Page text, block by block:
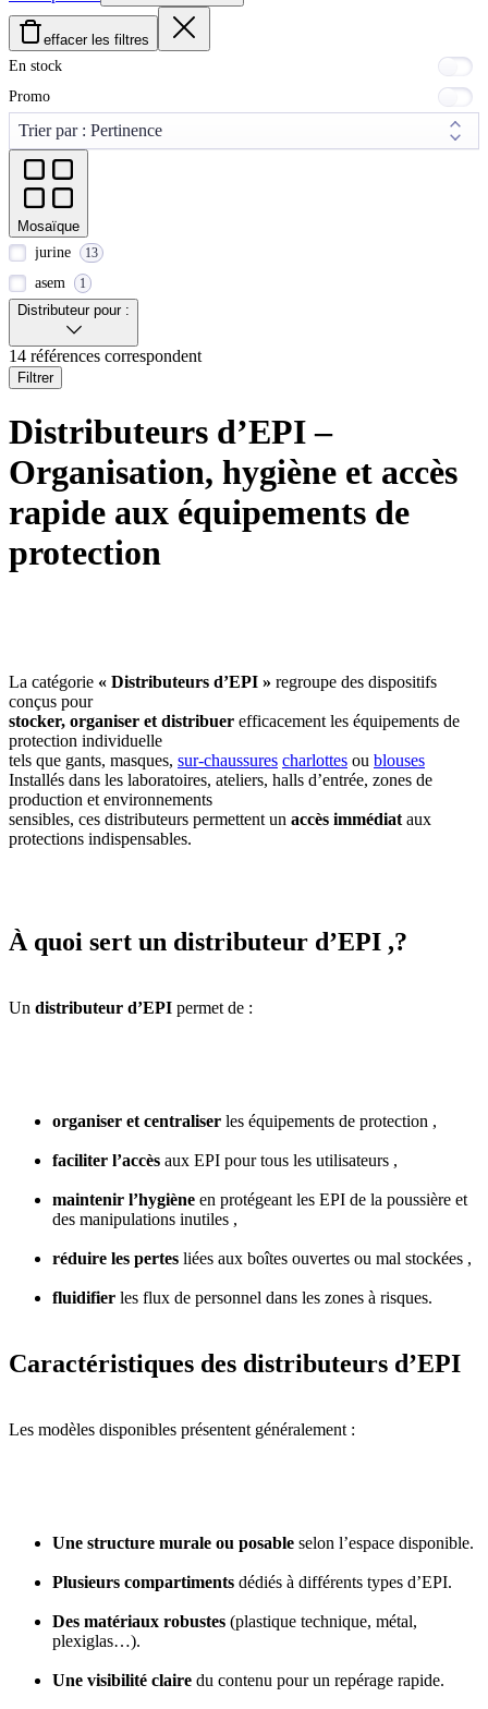
effacer les filtres
En stock
Promo
Mosaïque
jurine
13
asem 1
Distributeur pour :
14 références correspondent
Filtrer
Distributeurs d’EPI –
Organisation, hygiène et accès
rapide aux équipements de
protection
La catégorie « Distributeurs d’EPI » regroupe des dispositifs
conçus pour
stocker, organiser et distribuer efficacement les équipements de
protection individuelle
tels que gants, masques, sur-chaussures charlottes ou blouses
Installés dans les laboratoires, ateliers, halls d’entrée, zones de
production et environnements
sensibles, ces distributeurs permettent un accès immédiataux
protections indispensables.
À quoi sert un distributeur d’EPI ,?
Un distributeur d’EPI permet de :
organiser et centraliser les équipements de protection ,
faciliter l’accès aux EPI pour tous les utilisateurs ,
maintenir l’hygiène en protégeant les EPI de la poussière et
des manipulations inutiles ,
réduire les pertes liées aux boîtes ouvertes ou mal stockées ,
fluidifier les flux de personnel dans les zones à risques.
Caractéristiques des distributeurs d’EPI
Les modèles disponibles présentent généralement :
Une structure murale ou posable selon l’espace disponible.
Plusieurs compartiments dédiés à différents types d’EPI.
Des matériaux robustes (plastique technique, métal,
plexiglas…).
Une visibilité claire du contenu pour un repérage rapide.